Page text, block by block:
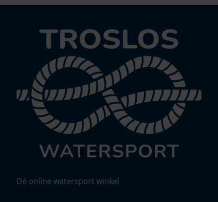
Dé online watersport winkel